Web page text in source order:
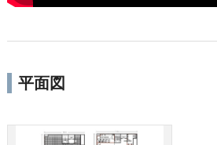
平面図